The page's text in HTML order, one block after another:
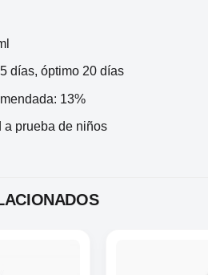
días, óptimo 20 días
13%
a prueba de niños